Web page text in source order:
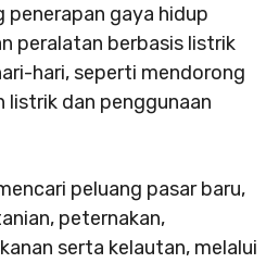
penerapan gaya hidup
peralatan berbasis listrik
hari, seperti mendorong
listrik dan penggunaan
peluang pasar baru,
peternakan,
serta kelautan, melalui